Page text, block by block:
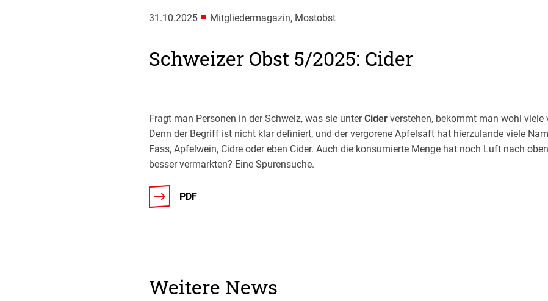
31.10.2025 ■ Mitgliedermagazin, Mostobst
Schweizer Obst 5/2025: Cider
Fragt man Personen in der Schweiz, was sie unterCider verstehen, bekommt man wohl viele
Denn der Begriff ist nicht klar definiert, und der vergorene Apfelsaft hat hierzulande viele
Fass, Apfelwein, Cidre oder eben Cider. Auch die konsumierte Menge hat noch Luft nach
besser vermarkten? Eine Spurensuche.
PDF
Weitere News